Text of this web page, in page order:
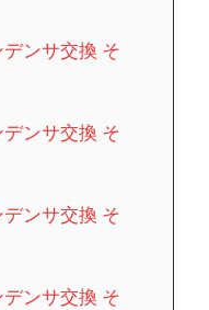
デンサ交換 そ
デンサ交換 そ
デンサ交換 そ
デンサ交換 そ